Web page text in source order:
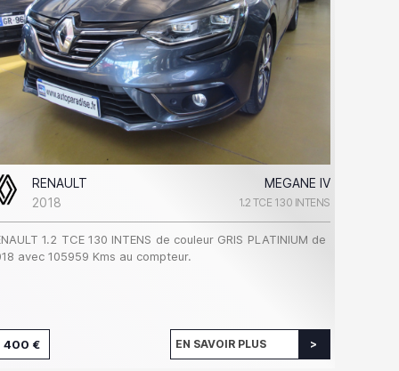
RENAULT
MEGANE IV
2018
1.2 TCE 130 INTENS
1.2 TCE 130 INTENS de couleur GRIS PLATINIUM de
avec 105959 Kms au compteur.
400 € EN SAVOIR PLUS